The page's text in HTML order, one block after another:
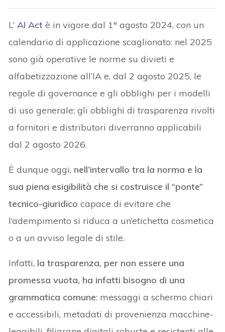
L’AI Act è in vigore dal 1° agosto 2024, con un
calendario di applicazione scaglionato: nel 2025
sono già operative le norme su divieti e
alfabetizzazione all’IA e, dal 2 agosto 2025, le
regole di governance e gli obblighi per i modelli
di uso generale; gli obblighi di trasparenza rivolti
a fornitori e distributori diverranno applicabili
dal 2 agosto 2026.
È dunque oggi, nell’intervallo tra la norma e la
sua piena esigibilità che si costruisce il “ponte”
tecnico-giuridico capace di evitare che
l’adempimento si riduca a un’etichetta cosmetica
o a un avviso legale di stile.
Infatti, la trasparenza, per non essere una
promessa vuota, ha infatti bisogno di una
grammatica comune: messaggi a schermo chiari
e accessibili, metadati di provenienza macchine-